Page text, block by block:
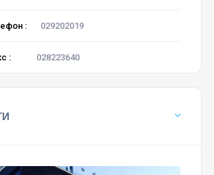
: 029202019
: 028223640